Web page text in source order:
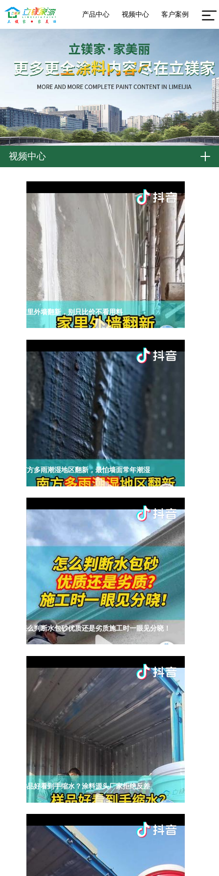
产品中心 视频中心 客户案例
视频中心
家里外墙翻新，别只比价不看用料
南方多雨潮湿地区翻新，最怕墙面常年潮湿
怎么判断水包砂优质还是劣质施工时一眼见分晓！
样品好看到手缩水？涂料源头厂家拒绝反差